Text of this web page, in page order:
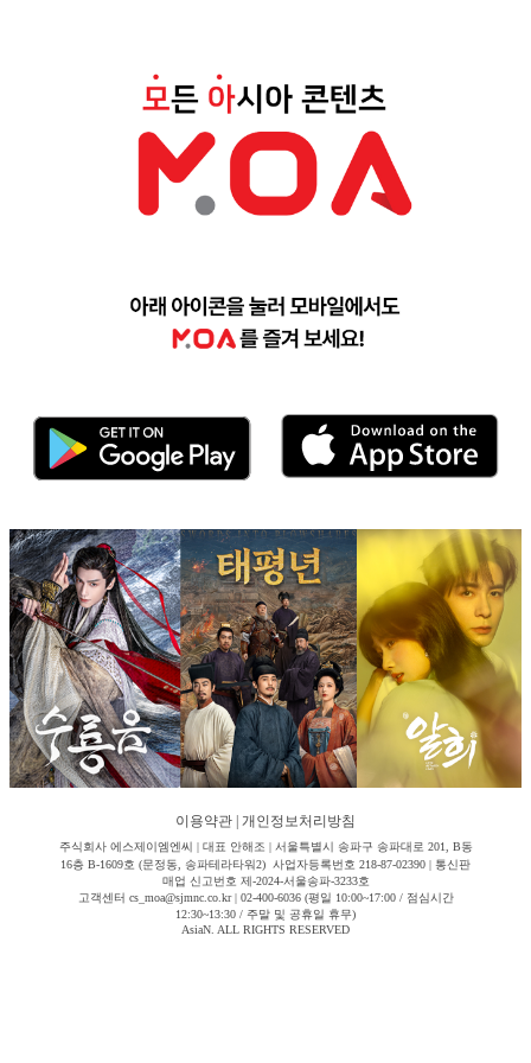
이용약관 개인정보처리방침
주식회사 에스제이엠엔씨 | 대표 안해조 | 서울특별시 송파구 송파대로 201, B동
16층 B-1609호 (문정동, 송파테라타워2) 사업자등록번호 218-87-02390 | 통신판
매업 신고번호 제-2024-서울송파-3233호
고객센터 cs_moa@sjmnc.co.kr | 02-400-6036 (평일 10:00~17:00 / 점심시간
12:30~13:30 / 주말 및 공휴일 휴무)
AsiaN. ALL RIGHTS RESERVED